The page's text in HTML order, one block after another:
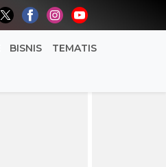
BISNIS TEMATIS